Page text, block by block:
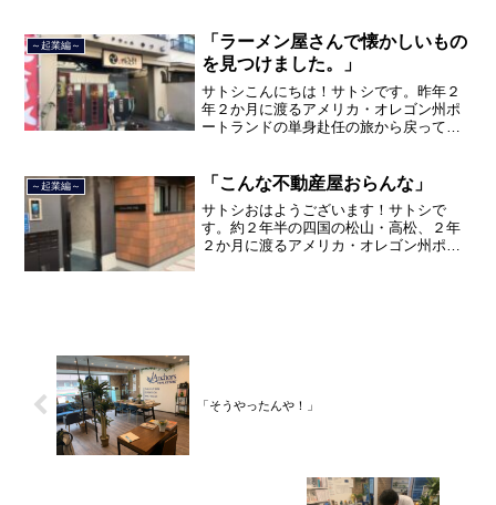
て、２０２１年３月９日より東...
～起業編～
「ラーメン屋さんで懐かしいもの
を見つけました。」
サトシこんにちは！サトシです。昨年２
年２か月に渡るアメリカ・オレゴン州ポ
ートランドの単身赴任の旅から戻ってき
で２３年間のサラリーマン人生を卒業
し、東京都品川区南大井で不...
～起業編～ 「こんな不動産屋おらんな」
サトシおはようございます！サトシで
す。約２年半の四国の松山・高松、２年
２か月に渡るアメリカ・オレゴン州ポー
「そうやったんや！」